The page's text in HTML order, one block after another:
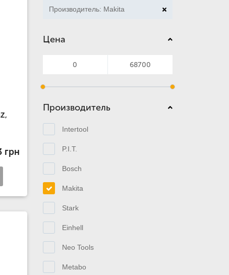
грн
Производитель: Makita
Цена
Производитель
Intertool
P.I.T.
Bosch
Makita
Stark
Einhell
Neo Tools
Metabo